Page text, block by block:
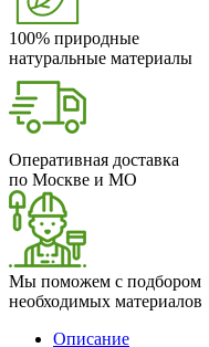
100% природные
натуральные материалы
Оперативная доставка
по Москве и МО
Мы поможем с подбором
необходимых материалов
Описание